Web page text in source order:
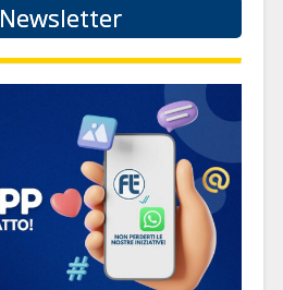
Newsletter